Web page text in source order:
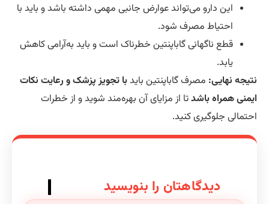
این دارو می‌تواند عوارض جانبی مهمی داشته باشد و باید با
احتیاط مصرف شود.
قطع ناگهانی گاباپنتین خطرناک است و باید به‌آرامی کاهش
نهایی:مصرف گاباپنتین باید با تجویز پزشک و رعایت نکات
همراه باشدتا از مزایای آن بهره‌مند شوید و از خطرات
جلوگیری کنید.
دیدگاهتان را بنویسید